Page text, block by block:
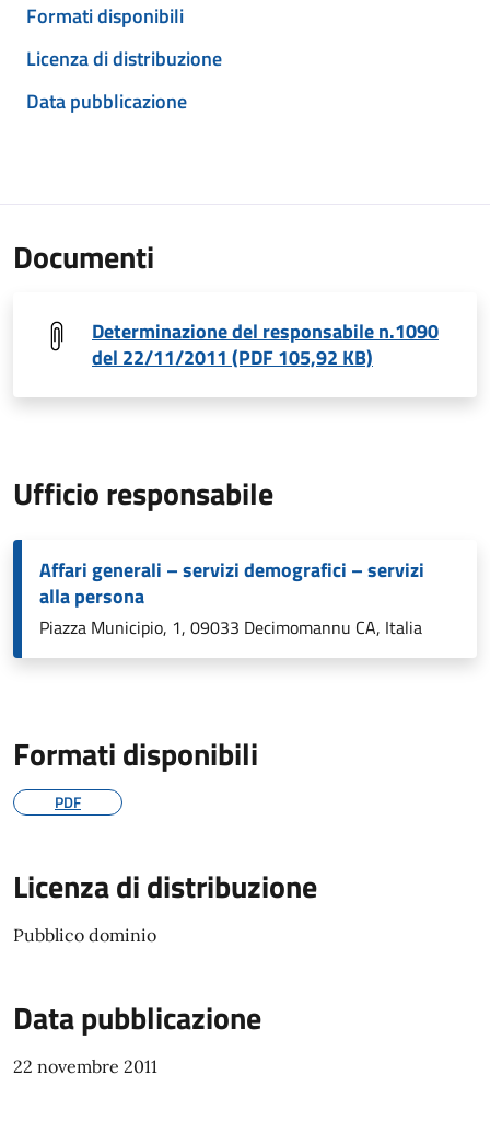
Formati disponibili
Licenza di distribuzione
Data pubblicazione
Documenti
Determinazione del responsabile n.1090
del 22/11/2011 (PDF 105,92 KB)
Ufficio responsabile
Affari generali – servizi demografici – servizi
alla persona
Piazza Municipio, 1, 09033 Decimomannu CA, Italia
Formati disponibili
PDF
Licenza di distribuzione
Pubblico dominio
Data pubblicazione
22 novembre 2011